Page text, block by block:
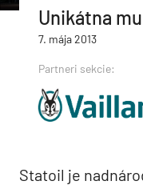
Unikátna
7. mája 2013
Partneri sekcie:
Statoil je